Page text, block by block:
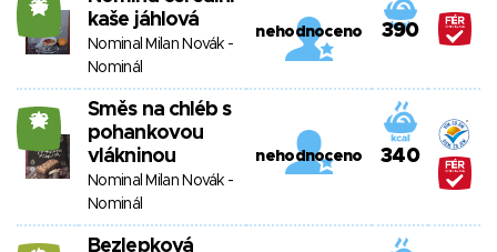
26
kaše jáhlová
Nominal Milan Novák -
Nominál
nehodnoceno 390
22
Směs na chléb s
pohankovou
vlákninou
Nominal Milan Novák -
Nominál
nehodnoceno 340
Bezlepková